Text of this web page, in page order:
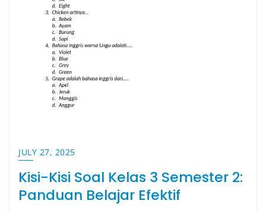
JULY 27, 2025
Kisi-Kisi Soal Kelas 3 Semester 2:
Panduan Belajar Efektif